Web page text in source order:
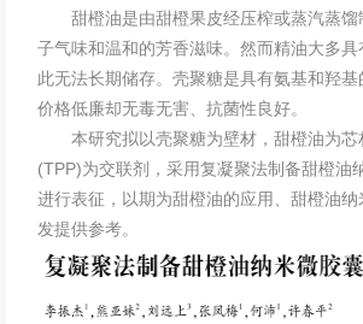
甜橙油是由甜橙果皮经压榨或蒸汽蒸
子气味和温和的芳香滋味。然而精油大多具
此无法长期储存。壳聚糖是具有氨基和羟基
价格低廉却无毒无害、抗菌性良好。
本研究拟以壳聚糖为壁材，甜橙油为芯
(TPP)为交联剂，采用复凝聚法制备甜橙油
进行表征，以期为甜橙油的应用、甜橙油
发提供参考。